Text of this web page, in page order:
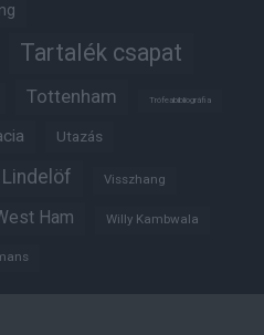
Tartalék csapat
Tottenham Trófeabibliográfia
Utazás
Visszhang
Ham Willy Kambwala